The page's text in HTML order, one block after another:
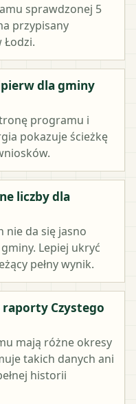
sprawdzonej 5
przypisany
Łodzi.
dla gminy
programu i
pokazuje ścieżkę
liczby dla
nie da się jasno
Lepiej ukryć
pełny wynik.
raporty Czystego
mają różne okresy
takich danych ani
historii